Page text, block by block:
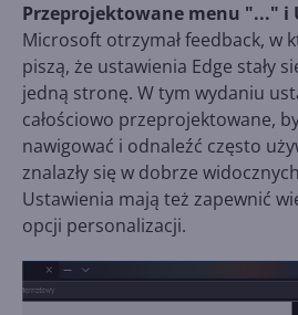
Przeprojektowane menu "..." i
Microsoft otrzymał feedback, w
piszą, że ustawienia Edge stały
jedną stronę. W tym wydaniu
całościowo przeprojektowane,
nawigować i odnaleźć często
znalazły się w dobrze
Ustawienia mają też zapewnić
opcji personalizacji.